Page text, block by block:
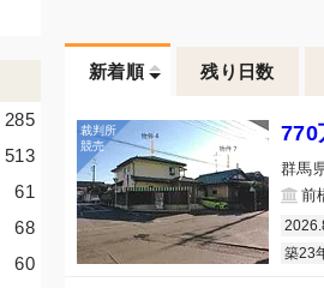
新着順 残り日数
770
群馬
前
築23
285
513
61
68
60